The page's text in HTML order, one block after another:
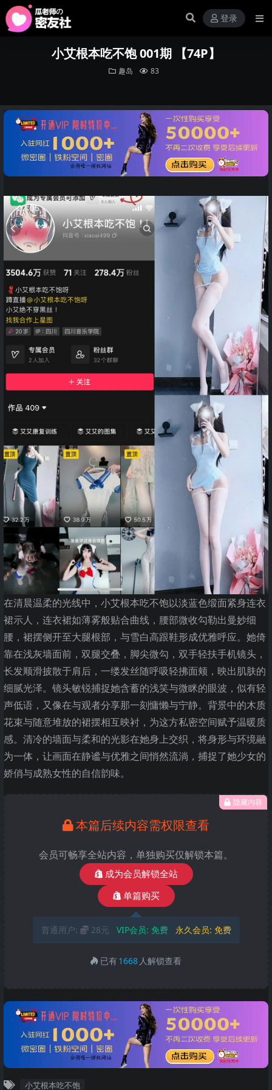
登录
小艾根本吃不饱 001期 【74P】
趣岛 83
在清晨温柔的光线中，小艾根本吃不饱以淡蓝色缎面紧身连衣
裙示人，连衣裙如薄雾般贴合曲线，腰部微收勾勒出曼妙细
腰，裙摆侧开至大腿根部，与雪白高跟鞋形成优雅呼应。她倚
靠在浅灰墙面前，双腿交叠，脚尖微勾，双手轻扶手机镜头，
长发顺滑披散于肩后，一缕发丝随呼吸轻拂面颊，映出肌肤的
细腻光泽。镜头敏锐捕捉她含蓄的浅笑与微眯的眼波，似有轻
声低语，又像在与观者分享那一刻慵懒与宁静。背景中的木质
花束与随意堆放的裙摆相互映衬，为这方私密空间赋予温暖质
感。清冷的墙面与柔和的光影在她身上交织，将身形与环境融
为一体，让画面在静谧与优雅之间悄然流淌，捕捉了她少女的
娇俏与成熟女性的自信韵味。
隐藏内容
本篇后续内容需权限查看
会员可畅享全站内容，单独购买仅解锁本篇。
成为会员解锁全站
单篇购买
普通用户: 28元 VIP会员: 免费 永久会员: 免费
已有1668 人解锁查看
小艾根本吃不饱